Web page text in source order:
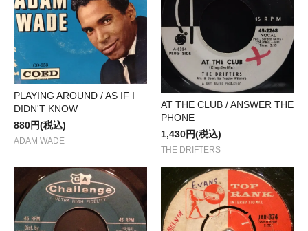
PLAYING AROUND / AS IF I
DIDN'T KNOW
880円(税込)
ADAM WADE
AT THE CLUB / ANSWER THE
PHONE
1,430円(税込)
THE DRIFTERS